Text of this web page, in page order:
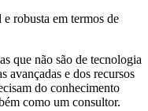
robusta em termos de
que não são de tecnologia
avançadas e dos recursos
do conhecimento
como um consultor.